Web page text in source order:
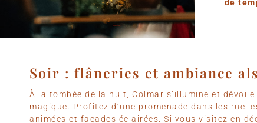
de
Soir : flâneries et ambiance
À la tombée de la nuit, Colmar s’illumine et
magique. Profitez d’une promenade dans les
animées et façades éclairées. Si vous visitez en